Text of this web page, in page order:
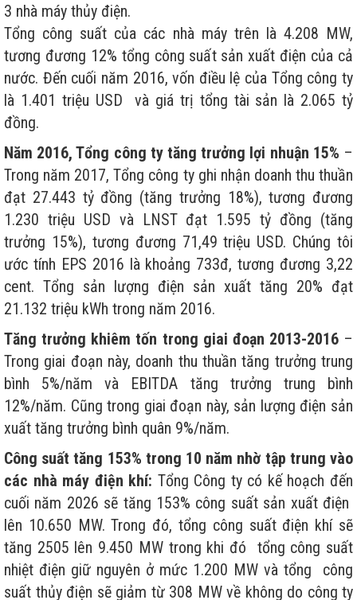
3 nhà máy thủy điện.
Tổng công suất của các nhà máy trên là 4.208 MW,
tương đương 12% tổng công suất sản xuất điện của cả
nước. Đến cuối năm 2016, vốn điều lệ của Tổng công ty
là 1.401 triệu USD và giá trị tổng tài sản là 2.065 tỷ
đồng.
Năm 2016, Tổng công ty tăng trưởng lợi nhuận 15% –
Trong năm 2017, Tổng công ty ghi nhận doanh thu thuần
đạt 27.443 tỷ đồng (tăng trưởng 18%), tương đương
1.230 triệu USD và LNST đạt 1.595 tỷ đồng (tăng
trưởng 15%), tương đương 71,49 triệu USD. Chúng tôi
ước tính EPS 2016 là khoảng 733đ, tương đương 3,22
cent. Tổng sản lượng điện sản xuất tăng 20% đạt
21.132 triệu kWh trong năm 2016.
Tăng trưởng khiêm tốn trong giai đoạn 2013-2016–
Trong giai đoạn này, doanh thu thuần tăng trưởng trung
bình 5%/năm và EBITDA tăng trưởng trung bình
12%/năm. Cũng trong giai đoạn này, sản lượng điện sản
xuất tăng trưởng bình quân 9%/năm.
Công suất tăng 153% trong 10 năm nhờ tập trung vào
các nhà máy điện khí: Tổng Công ty có kế hoạch đến
cuối năm 2026 sẽ tăng 153% công suất sản xuất điện
lên 10.650 MW. Trong đó, tổng công suất điện khí sẽ
tăng 2505 lên 9.450 MW trong khi đó tổng công suất
nhiệt điện giữ nguyên ở mức 1.200 MW và tổng công
suất thủy điện sẽ giảm từ 308 MW về không do công ty